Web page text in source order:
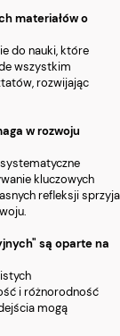
materiałów o
do nauki, które
wszystkim
rozwijając
w rozwoju
kluczowych
refleksji sprzyja
są oparte na
i różnorodność
mogą